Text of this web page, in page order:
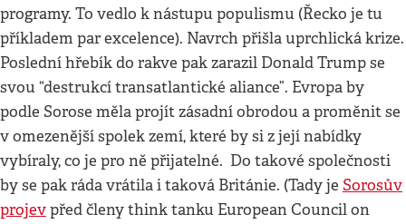
programy. To vedlo k nástupu populismu (Řecko je tu
příkladem par excelence). Navrch přišla uprchlická krize.
Poslední hřebík do rakve pak zarazil Donald Trump se
svou “destrukcí transatlantické aliance”. Evropa by
podle Sorose měla projít zásadní obrodou a proměnit se
v omezenější spolek zemí, které by si z její nabídky
vybíraly, co je pro ně přijatelné. Do takové společnosti
by se pak ráda vrátila i taková Británie. (Tady je Sorosův
projevpřed členy think tanku European Council on